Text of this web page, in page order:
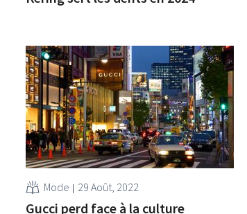
Mode 29 Août, 2022
Gucci perd face à la culture